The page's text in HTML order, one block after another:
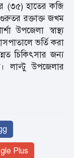
(৩৫) হাতের কব্জি
গুরুতর রক্তাক্ত জখম
উপজেলা স্বাস্থ্য
ভর্তি করা
চিকিৎসার জন্য
লাল্টু উপজেলার
Plus